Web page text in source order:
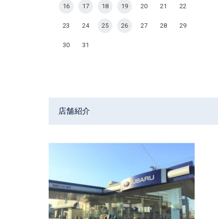
16 17 18 19 20 21 22
23 24 25 26 27 28 29
30 31
店舗紹介